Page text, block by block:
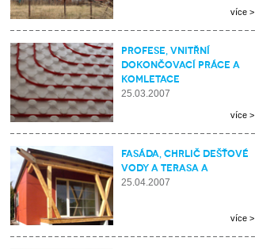
více >
Profese, vnitřní
dokončovací práce a
komletace
25.03.2007
více >
Fasáda, chrlič dešťové
vody a terasa a
25.04.2007
více >